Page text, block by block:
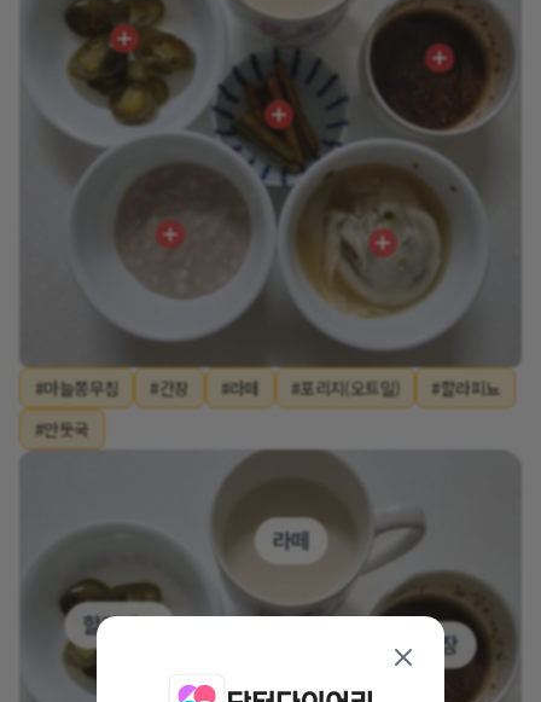
#마늘쫑무침 #간장 #라떼 #포리지(오트밀)
#할라피뇨
#만둣국